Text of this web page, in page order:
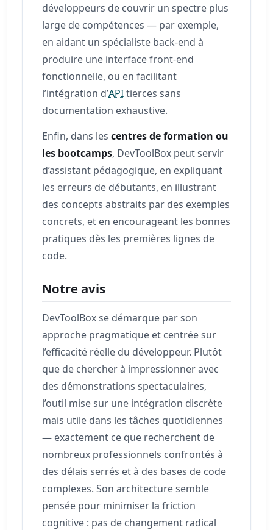
développeurs de couvrir un spectre plus
large de compétences — par exemple,
en aidant un spécialiste back-end à
produire une interface front-end
fonctionnelle, ou en facilitant
l’intégration d’APItierces sans
documentation exhaustive.
Enfin, dans lescentres de formation ou
les bootcamps, DevToolBox peut servir
d’assistant pédagogique, en expliquant
les erreurs de débutants, en illustrant
des concepts abstraits par des exemples
concrets, et en encourageant les bonnes
pratiques dès les premières lignes de
code.
Notre avis
DevToolBox se démarque par son
approche pragmatique et centrée sur
l’efficacité réelle du développeur. Plutôt
que de chercher à impressionner avec
des démonstrations spectaculaires,
l’outil mise sur une intégration discrète
mais utile dans les tâches quotidiennes
— exactement ce que recherchent de
nombreux professionnels confrontés à
des délais serrés et à des bases de code
complexes. Son architecture semble
pensée pour minimiser la friction
cognitive : pas de changement radical